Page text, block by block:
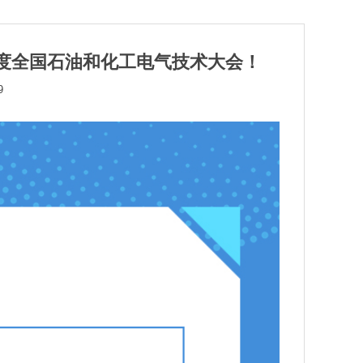
国石油和化工电气技术大会！